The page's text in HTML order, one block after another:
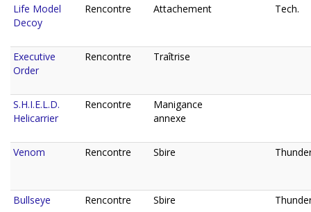
Life Model
Decoy
Rencontre Attachement Tech.
Executive
Order
Rencontre Traîtrise
S.H.I.E.L.D.
Helicarrier
Rencontre
Manigance
annexe
Venom Rencontre Sbire
Bullseye Rencontre Sbire